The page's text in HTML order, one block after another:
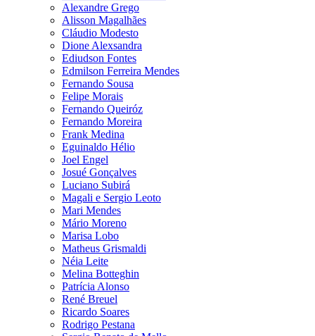
Alexandre Grego
Alisson Magalhães
Cláudio Modesto
Dione Alexsandra
Ediudson Fontes
Edmilson Ferreira Mendes
Fernando Sousa
Felipe Morais
Fernando Queiróz
Fernando Moreira
Frank Medina
Eguinaldo Hélio
Joel Engel
Josué Gonçalves
Luciano Subirá
Magali e Sergio Leoto
Mari Mendes
Mário Moreno
Marisa Lobo
Matheus Grismaldi
Néia Leite
Melina Botteghin
Patrícia Alonso
René Breuel
Ricardo Soares
Rodrigo Pestana